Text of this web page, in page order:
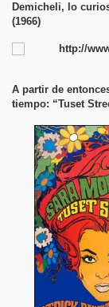
Demicheli, lo
(1966)
A partir de
tiempo: “Tuset